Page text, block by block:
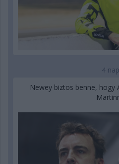
4
Newey biztos benne, hogy